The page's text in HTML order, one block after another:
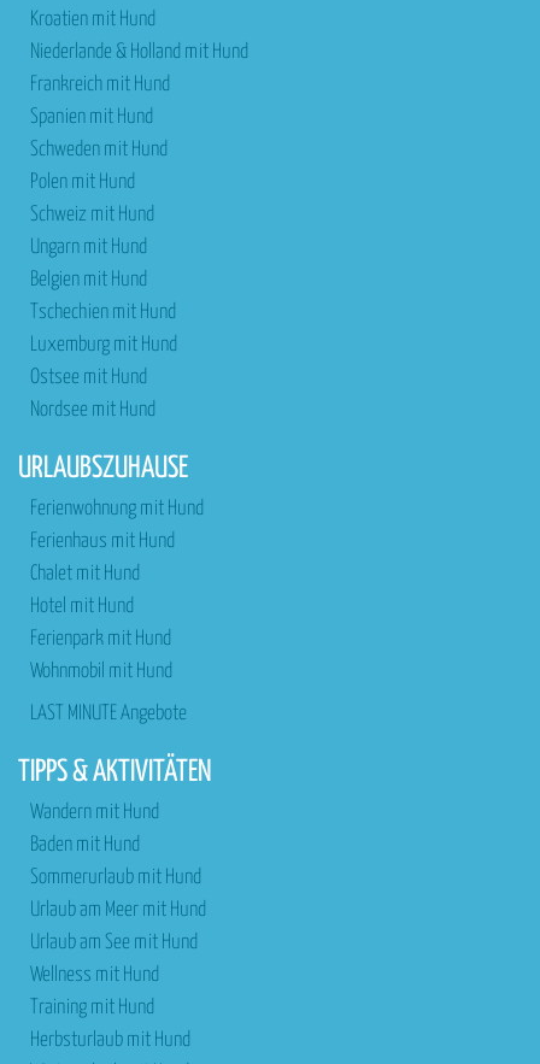
Kroatien mit Hund
Niederlande & Holland mit Hund
Frankreich mit Hund
Spanien mit Hund
Schweden mit Hund
Polen mit Hund
Schweiz mit Hund
Ungarn mit Hund
Belgien mit Hund
Tschechien mit Hund
Luxemburg mit Hund
Ostsee mit Hund
Nordsee mit Hund
URLAUBSZUHAUSE
Ferienwohnung mit Hund
Ferienhaus mit Hund
Chalet mit Hund
Hotel mit Hund
Ferienpark mit Hund
Wohnmobil mit Hund
LAST MINUTE Angebote
TIPPS & AKTIVITÄTEN
Wandern mit Hund
Baden mit Hund
Sommerurlaub mit Hund
Urlaub am Meer mit Hund
Urlaub am See mit Hund
Wellness mit Hund
Training mit Hund
Herbsturlaub mit Hund